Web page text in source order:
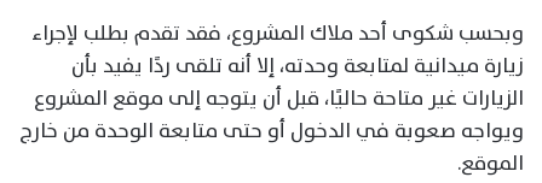
وبحسب شكوى أحد ملاك المشروع، فقد تقدم بطلب لإجراء
زيارة ميدانية لمتابعة وحدته، إلا أنه تلقى ردًا يفيد بأن
الزيارات غير متاحة حاليًا، قبل أن يتوجه إلى موقع المشروع
ويواجه صعوبة في الدخول أو حتى متابعة الوحدة من خارج
الموقع.